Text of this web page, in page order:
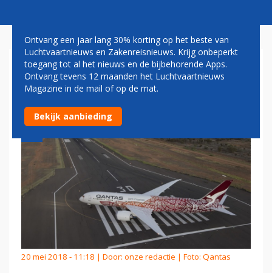
QANTAS VERBREEKT RECORD
OP ROUTE PERTH - LONDEN
20 mei 2018 - 11:18 | Door: onze redactie | Foto: Qantas
Ontvang een jaar lang 30% korting op het beste van
Luchtvaartnieuws en Zakenreisnieuws. Krijg onbeperkt
toegang tot al het nieuws en de bijbehorende Apps.
Ontvang tevens 12 maanden het Luchtvaartnieuws
Magazine in de mail of op de mat.
Bekijk aanbieding